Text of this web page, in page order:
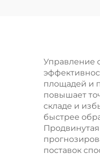
Управление
площадей и
повышает
складе и
быстрее
поставок